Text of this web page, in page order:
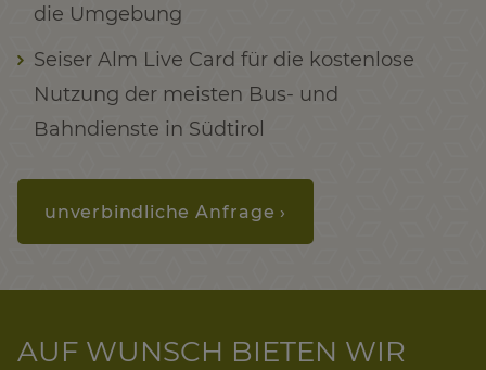
die Umgebung
Seiser Alm Live Card für die kostenlose
Nutzung der meisten Bus- und
Bahndienste in Südtirol
unverbindliche Anfrage ›
AUF WUNSCH BIETEN WIR